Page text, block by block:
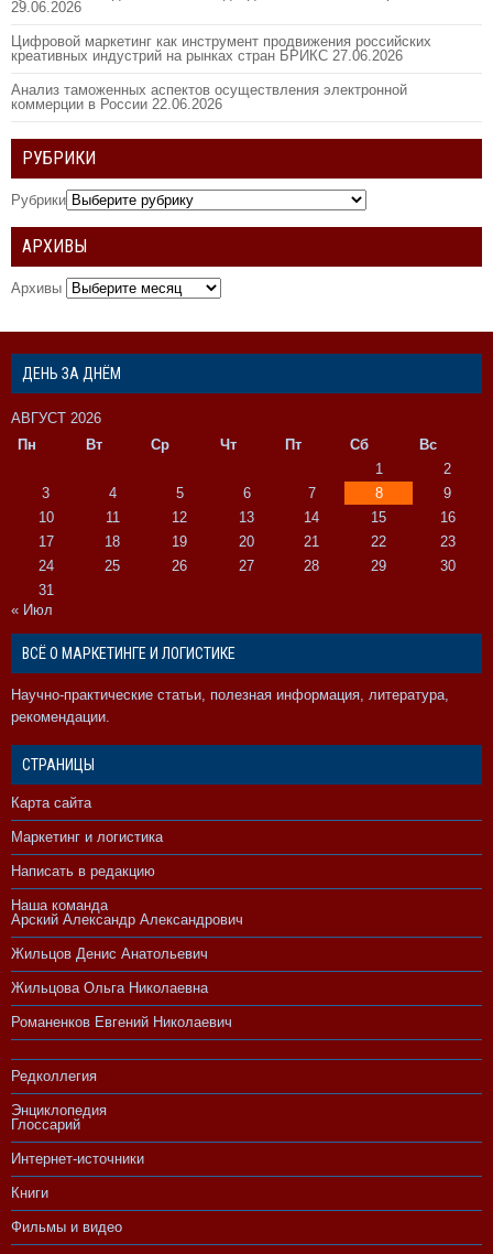
29.06.2026
Цифровой маркетинг как инструмент продвижения российских
креативных индустрий на рынках стран БРИКС 27.06.2026
Анализ таможенных аспектов осуществления электронной
коммерции в России 22.06.2026
РУБРИКИ
Рубрики
АРХИВЫ
Архивы
ДЕНЬ ЗА ДНЁМ
АВГУСТ 2026
Пн
Вт Ср Чт Пт Сб
Вс
1
2
3
4 5 6 7 8
9
10
11 12 13 14 15
16
17
18 19 20 21 22
23
24
25 26 27 28 29
30
31
« Июл
ВСЁ О МАРКЕТИНГЕ И ЛОГИСТИКЕ
Научно-практические статьи, полезная информация, литература,
рекомендации.
СТРАНИЦЫ
Карта сайта
Маркетинг и логистика
Написать в редакцию
Наша команда
Арский Александр Александрович
Жильцов Денис Анатольевич
Жильцова Ольга Николаевна
Романенков Евгений Николаевич
Редколлегия
Энциклопедия
Глоссарий
Интернет-источники
Книги
Фильмы и видео